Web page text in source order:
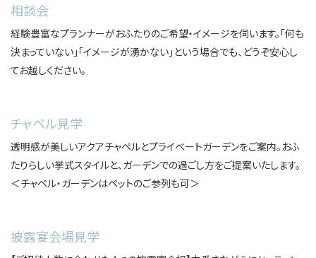
相談会
経験豊富なプランナーがおふたりのご希望・イメージを伺います。「何も
決まっていない」「イメージが湧かない」という場合でも、どうぞ安心し
てお越しください。
チャペル見学
透明感が美しいアクアチャペルとプライベートガーデンをご案内。おふ
たりらしい挙式スタイルと、ガーデンでの過ごし方をご提案いたします。
＜チャペル・ガーデンはペットのご参列も可＞
披露宴会場見学